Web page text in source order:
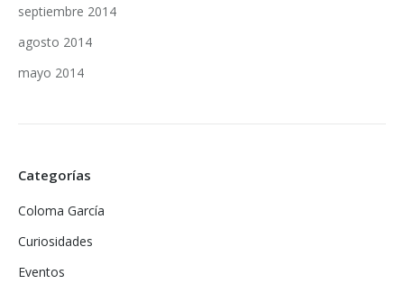
septiembre 2014
agosto 2014
mayo 2014
Categorías
Coloma García
Curiosidades
Eventos